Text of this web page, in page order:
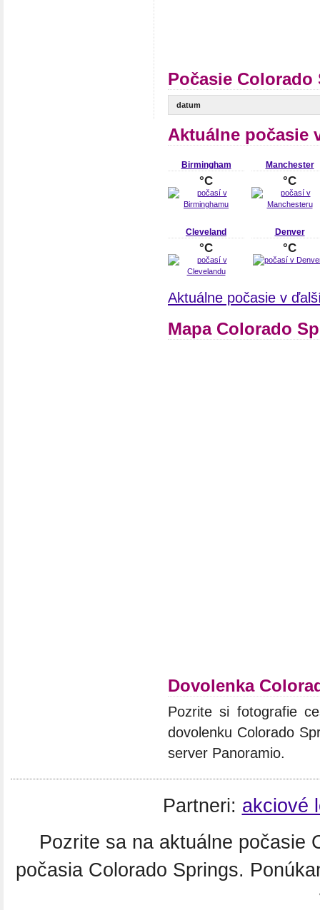
Počasie
datum
Aktuálne počasie
Birmingham
°C
Manchester
°C
Cleveland
°C
Denver
°C
Aktuálne počasie v
Mapa Colorado
Dovolenka
Pozrite si fotografie
dovolenku Colorado
server Panoramio.
Partneri: akciové
Pozrite sa na aktuálne počasie
počasia Colorado Springs.